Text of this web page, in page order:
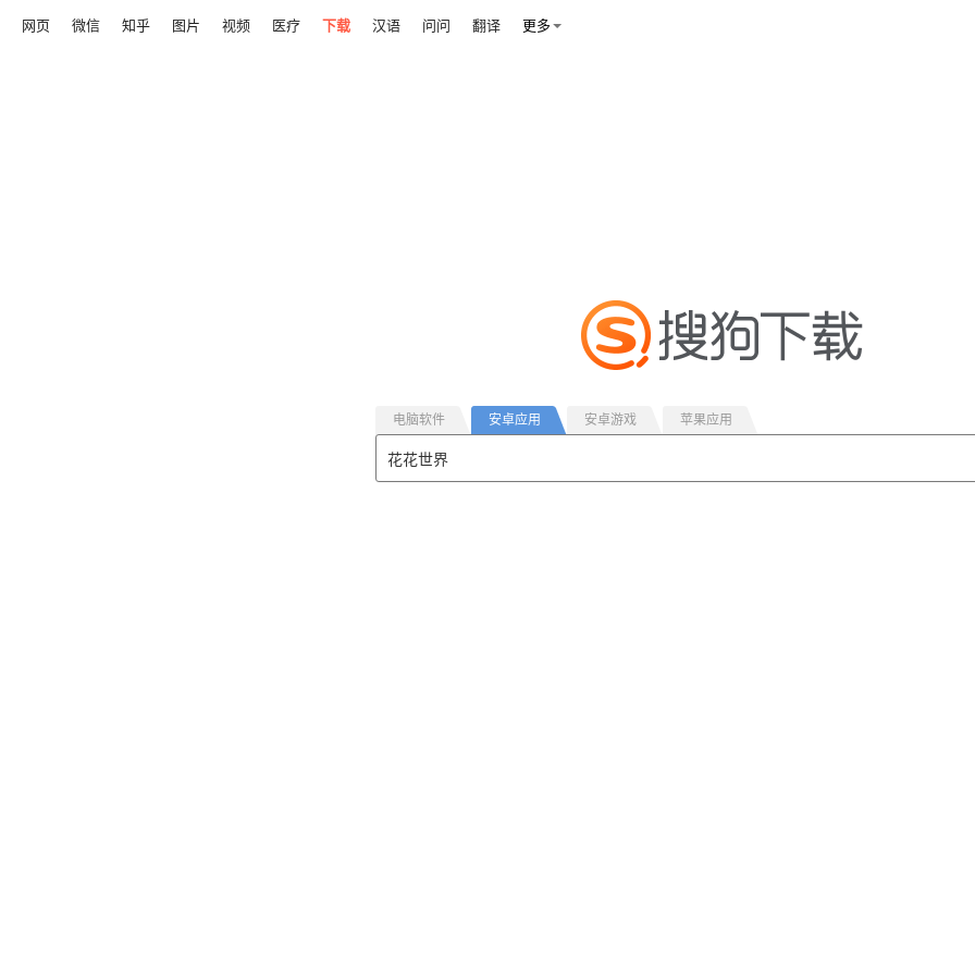
网页 微信 知乎 图片 视频 医疗 下载 汉语 问问 翻译 更多
电脑软件 安卓应用 安卓游戏 苹果应用